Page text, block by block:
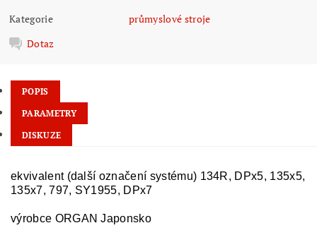
Kategorie
průmyslové stroje
Dotaz
POPIS
PARAMETRY
DISKUZE
ekvivalent (další označení systému) 134R, DPx5, 135x5,
135x7, 797, SY1955, DPx7
výrobce ORGAN Japonsko